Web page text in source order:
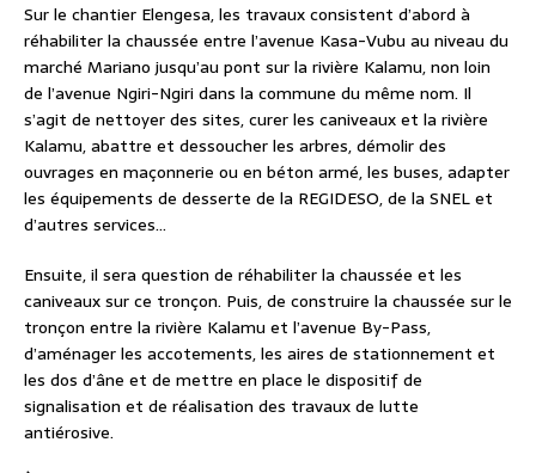
Sur le chantier Elengesa, les travaux consistent d’abord à
réhabiliter la chaussée entre l’avenue Kasa-Vubu au niveau du
marché Mariano jusqu’au pont sur la rivière Kalamu, non loin
de l’avenue Ngiri-Ngiri dans la commune du même nom. Il
s’agit de nettoyer des sites, curer les caniveaux et la rivière
Kalamu, abattre et dessoucher les arbres, démolir des
ouvrages en maçonnerie ou en béton armé, les buses, adapter
les équipements de desserte de la REGIDESO, de la SNEL et
d’autres services…
Ensuite, il sera question de réhabiliter la chaussée et les
caniveaux sur ce tronçon. Puis, de construire la chaussée sur le
tronçon entre la rivière Kalamu et l’avenue By-Pass,
d’aménager les accotements, les aires de stationnement et
les dos d’âne et de mettre en place le dispositif de
signalisation et de réalisation des travaux de lutte
antiérosive.